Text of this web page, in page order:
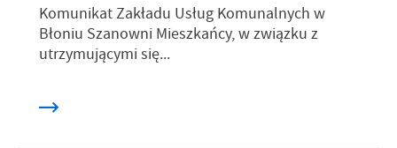
Komunikat Zakładu Usług Komunalnych w
Błoniu Szanowni Mieszkańcy, w związku z
utrzymującymi się...